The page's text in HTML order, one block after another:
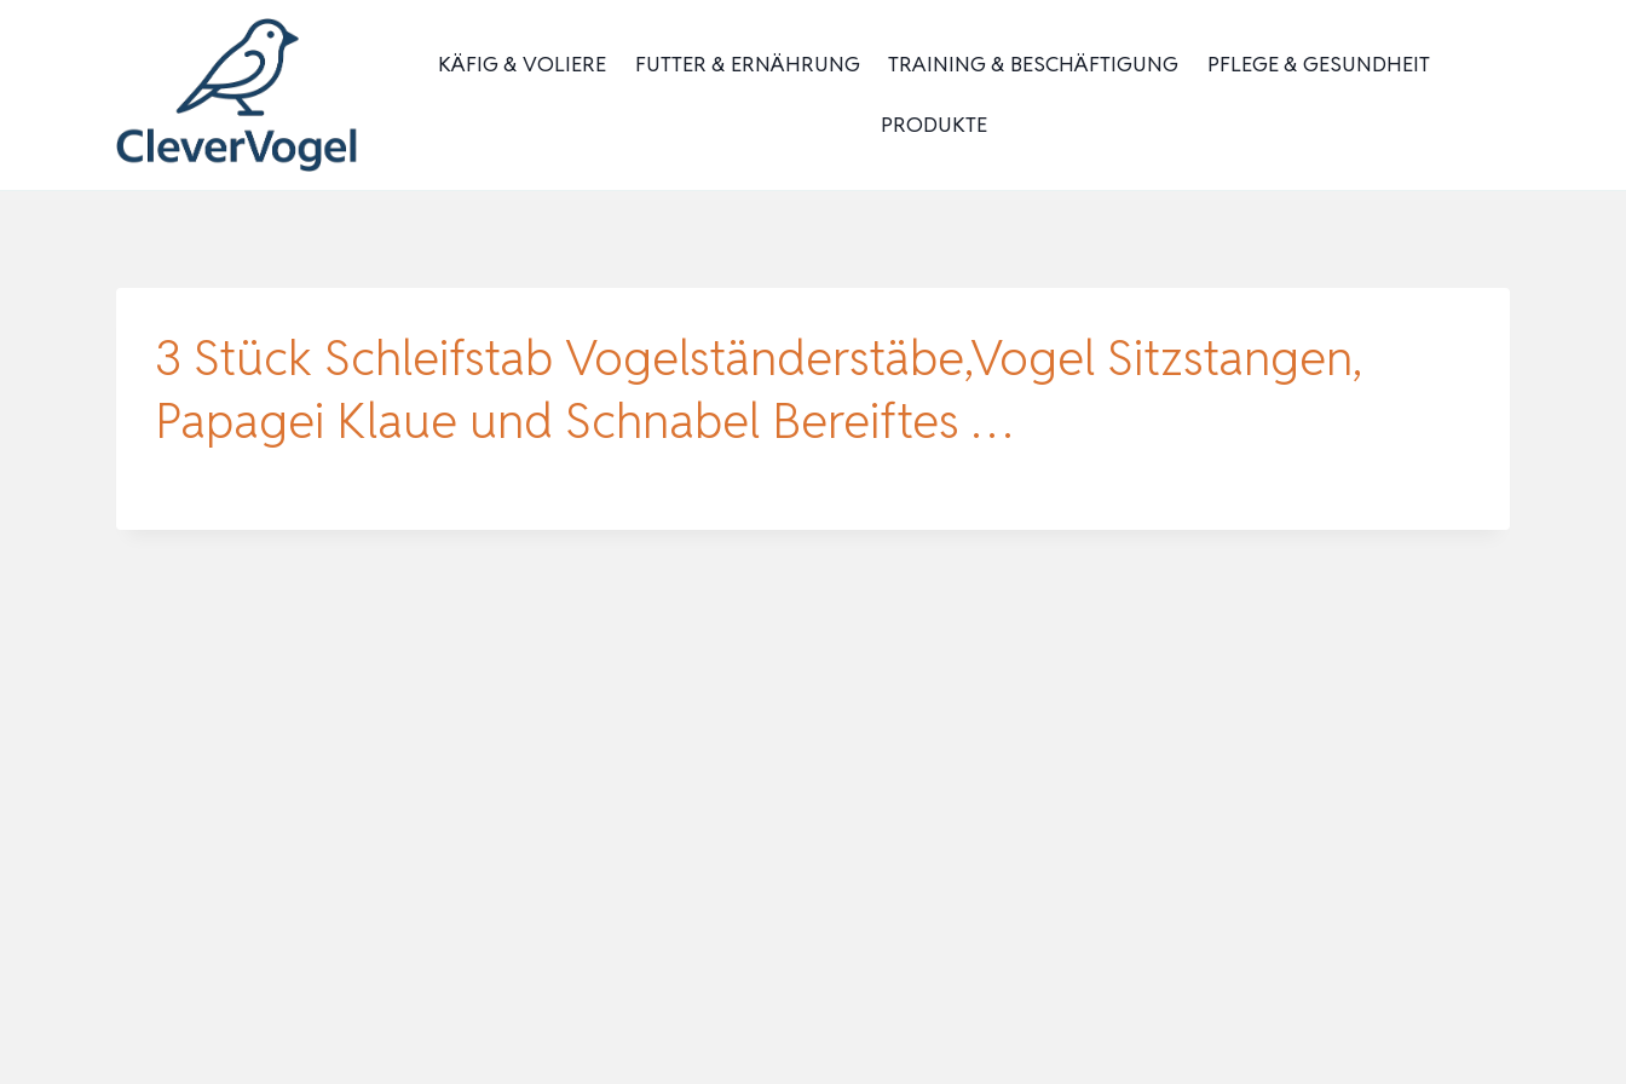
KÄFIG & VOLIERE FUTTER & ERNÄHRUNG TRAINING & BESCHÄFTIGUNG PFLEGE & GESUNDHEIT
PRODUKTE
3 Stück Schleifstab Vogelständerstäbe,Vogel Sitzstangen,
Papagei Klaue und Schnabel Bereiftes …